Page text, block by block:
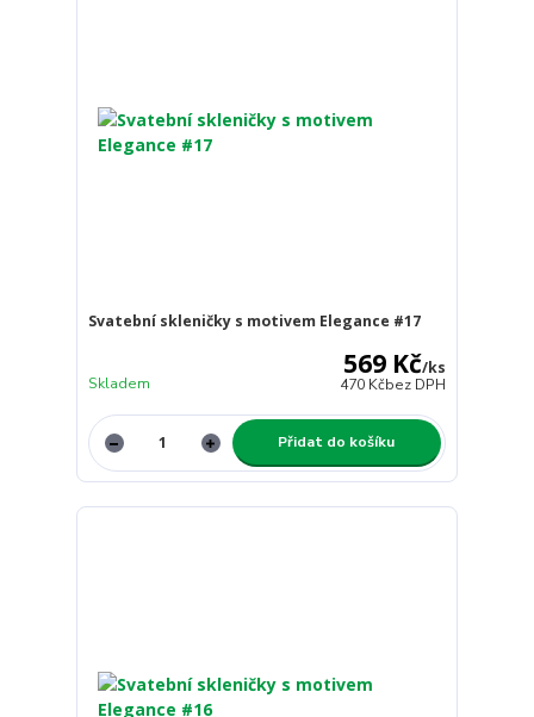
Svatební skleničky s motivem Elegance #17
569 Kč/ks
470 Kčbez DPH
Skladem
Přidat do košíku